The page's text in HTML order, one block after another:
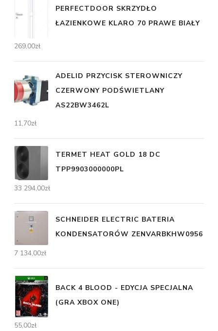
PERFECTDOOR SKRZYDŁO
ŁAZIENKOWE KLARO 70 PRAWE BIAŁY
269,00zł
ADELID PRZYCISK STEROWNICZY
CZERWONY PODŚWIETLANY
AS22BW3462L
11,70zł
TERMET HEAT GOLD 18 DC
TPP9903000000PL
33 294,00zł
SCHNEIDER ELECTRIC BATERIA
KONDENSATORÓW ZENVARBKHW0956
7 134,00zł
BACK 4 BLOOD - EDYCJA SPECJALNA
(GRA XBOX ONE)
55,00zł